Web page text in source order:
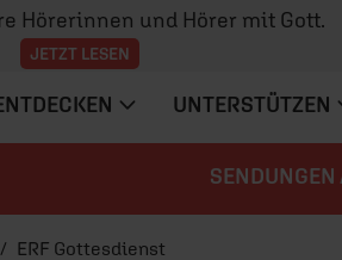
Hörerinnen und Hörer mit Gott.
JETZT LESEN
UNTERSTÜTZEN
SENDUNGEN
ERF Gottesdienst